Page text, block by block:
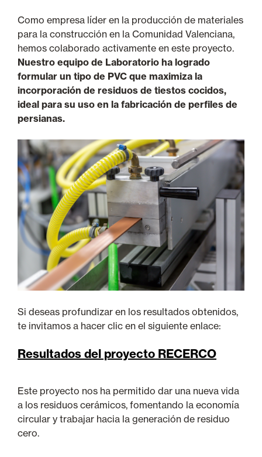
Como empresa líder en la producción de materiales
para la construcción en la Comunidad Valenciana,
hemos colaborado activamente en este proyecto.
Nuestro equipo de Laboratorio ha logrado
formular un tipo de PVC que maximiza la
incorporación de residuos de tiestos cocidos,
ideal para su uso en la fabricación de perfiles de
persianas.
Si deseas profundizar en los resultados obtenidos,
te invitamos a hacer clic en el siguiente enlace:
Resultados del proyecto RECERCO
Este proyecto nos ha permitido dar una nueva vida
a los residuos cerámicos, fomentando la economía
circular y trabajar hacia la generación de residuo
cero.